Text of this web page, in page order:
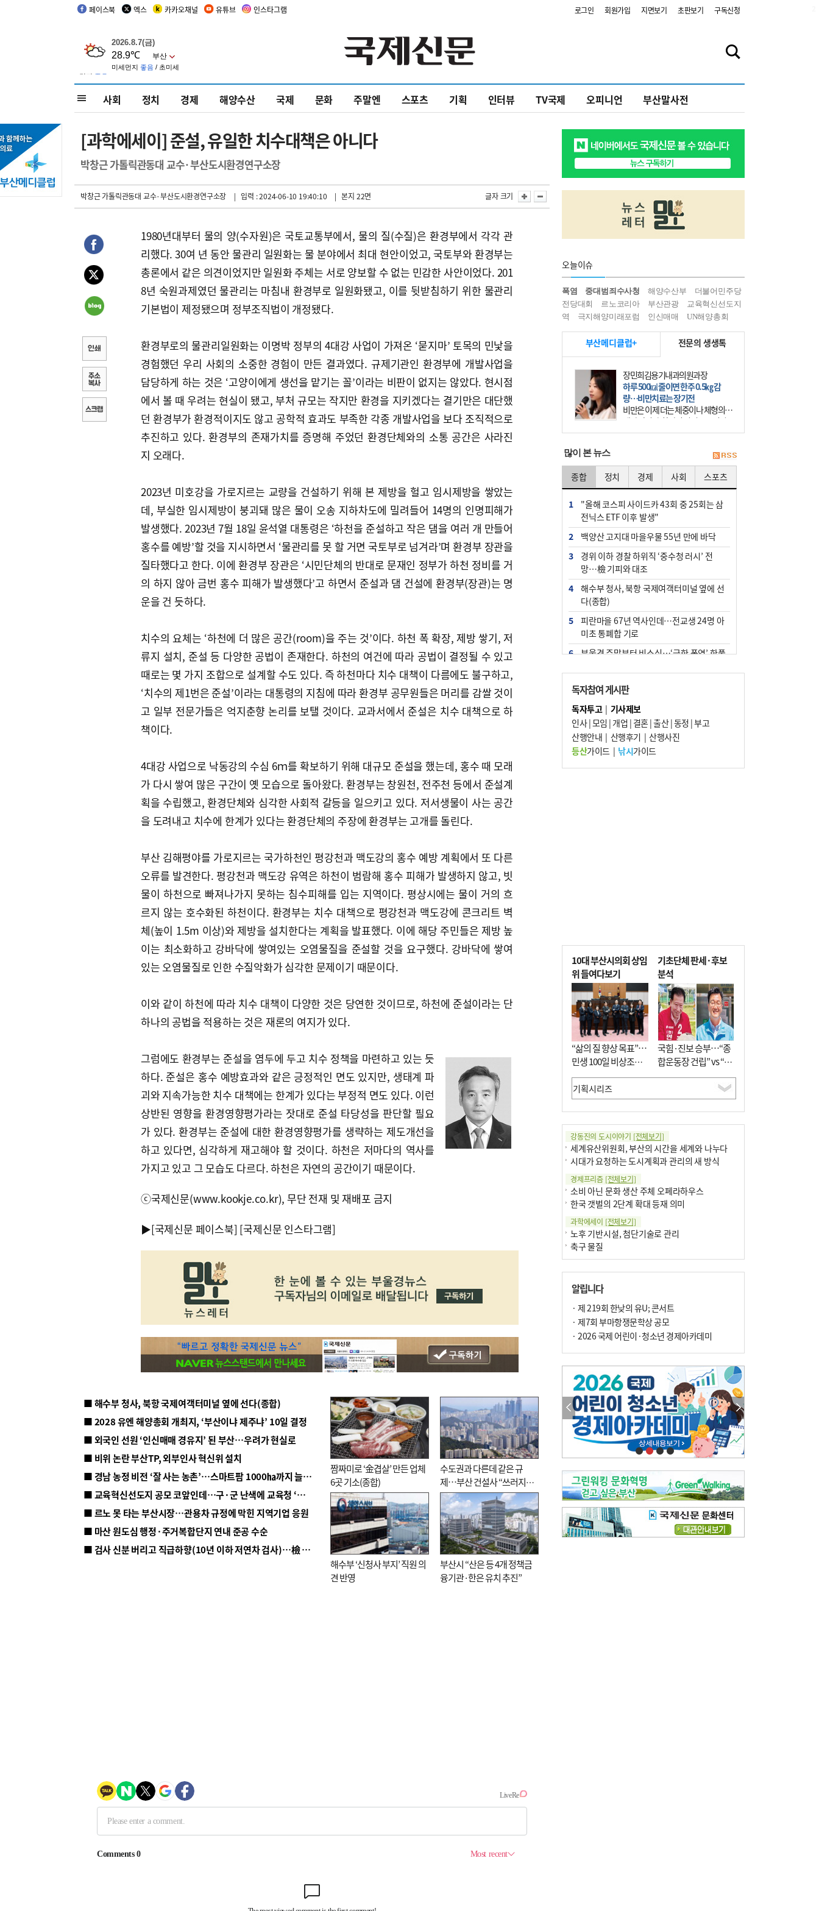
페이스북 엑스 카카오채널 유튜브 인스타그램 로그인 회원가입 지면보기 초판보기 구독신청
사회 정치 경제 해양수산 국제 문화 주말엔 스포츠 기획 인터뷰 TV국제 오피니언 부산말사전
[과학에세이] 준설, 유일한 치수대책은 아니다
박창근 가톨릭관동대 교수·부산도시환경연구소장
박창근 가톨릭관동대 교수·부산도시환경연구소장 | 입력 : 2024-06-10 19:40:10 | 본지 22면 글자 크기
1980년대부터 물의 양(수자원)은 국토교통부에서, 물의 질(수질)은 환경부에서 각각 관
리했다. 30여 년 동안 물관리 일원화는 물 분야에서 최대 현안이었고, 국토부와 환경부는
총론에서 같은 의견이었지만 일원화 주체는 서로 양보할 수 없는 민감한 사안이었다. 201
8년 숙원과제였던 물관리는 마침내 환경부로 일원화됐고, 이를 뒷받침하기 위한 물관리
기본법이 제정됐으며 정부조직법이 개정됐다.
환경부로의 물관리일원화는 이명박 정부의 4대강 사업이 가져온 ‘묻지마’ 토목의 민낯을
경험했던 우리 사회의 소중한 경험이 만든 결과였다. 규제기관인 환경부에 개발사업을
담당하게 하는 것은 ‘고양이에게 생선을 맡기는 꼴’이라는 비판이 없지는 않았다. 현시점
에서 볼 때 우려는 현실이 됐고, 부처 규모는 작지만 환경을 지키겠다는 결기만은 대단했
던 환경부가 환경적이지도 않고 공학적 효과도 부족한 각종 개발사업을 보다 조직적으로
추진하고 있다. 환경부의 존재가치를 증명해 주었던 환경단체와의 소통 공간은 사라진
지 오래다.
2023년 미호강을 가로지르는 교량을 건설하기 위해 본 제방을 헐고 임시제방을 쌓았는
데, 부실한 임시제방이 붕괴돼 많은 물이 오송 지하차도에 밀려들어 14명의 인명피해가
발생했다. 2023년 7월 18일 윤석열 대통령은 ‘하천을 준설하고 작은 댐을 여러 개 만들어
홍수를 예방’할 것을 지시하면서 ‘물관리를 못 할 거면 국토부로 넘겨라’며 환경부 장관을
질타했다고 한다. 이에 환경부 장관은 ‘시민단체의 반대로 문재인 정부가 하천 정비를 거
의 하지 않아 금번 홍수 피해가 발생했다’고 하면서 준설과 댐 건설에 환경부(장관)는 명
운을 건 듯하다.
치수의 요체는 ‘하천에 더 많은 공간(room)을 주는 것’이다. 하천 폭 확장, 제방 쌓기, 저
류지 설치, 준설 등 다양한 공법이 존재한다. 하천의 여건에 따라 공법이 결정될 수 있고
때로는 몇 가지 조합으로 설계할 수도 있다. 즉 하천마다 치수 대책이 다름에도 불구하고,
‘치수의 제1번은 준설’이라는 대통령의 지침에 따라 환경부 공무원들은 머리를 감쌀 것이
고 일부 전문가들은 억지춘향 논리를 보탤 것이다. 교과서에서 준설은 치수 대책으로 하
책이다.
4대강 사업으로 낙동강의 수심 6ｍ를 확보하기 위해 대규모 준설을 했는데, 홍수 때 모래
가 다시 쌓여 많은 구간이 옛 모습으로 돌아왔다. 환경부는 창원천, 전주천 등에서 준설계
획을 수립했고, 환경단체와 심각한 사회적 갈등을 일으키고 있다. 저서생물이 사는 공간
을 도려내고 치수에 한계가 있다는 환경단체의 주장에 환경부는 고개를 돌린다.
부산 김해평야를 가로지르는 국가하천인 평강천과 맥도강의 홍수 예방 계획에서 또 다른
오류를 발견한다. 평강천과 맥도강 유역은 하천이 범람해 홍수 피해가 발생하지 않고, 빗
물이 하천으로 빠져나가지 못하는 침수피해를 입는 지역이다. 평상시에는 물이 거의 흐
르지 않는 호수화된 하천이다. 환경부는 치수 대책으로 평강천과 맥도강에 콘크리트 벽
체(높이 1.5m 이상)와 제방을 설치한다는 계획을 발표했다. 이에 해당 주민들은 제방 높
이는 최소화하고 강바닥에 쌓여있는 오염물질을 준설할 것을 요구했다. 강바닥에 쌓여
있는 오염물질로 인한 수질악화가 심각한 문제이기 때문이다.
이와 같이 하천에 따라 치수 대책이 다양한 것은 당연한 것이므로, 하천에 준설이라는 단
하나의 공법을 적용하는 것은 재론의 여지가 있다.
그럼에도 환경부는 준설을 염두에 두고 치수 정책을 마련하고 있는 듯
하다. 준설은 홍수 예방효과와 같은 긍정적인 면도 있지만, 생태계 파
괴와 지속가능한 치수 대책에는 한계가 있다는 부정적 면도 있다. 이런
상반된 영향을 환경영향평가라는 잣대로 준설 타당성을 판단할 필요
가 있다. 환경부는 준설에 대한 환경영향평가를 생략하는 제도개선을
하고 있다면, 심각하게 재고해야 할 것이다. 하천은 저마다의 역사를
가지고 있고 그 모습도 다르다. 하천은 자연의 공간이기 때문이다.
ⓒ국제신문(www.kookje.co.kr), 무단 전재 및 재배포 금지
▶[국제신문 페이스북] [국제신문 인스타그램]
■ 해수부 청사, 북항 국제여객터미널 옆에 선다(종합)
■ 2028 유엔 해양총회 개최지, ‘부산이냐 제주냐’ 10일 결정
■ 외국인 선원 ‘인신매매 경유지’ 된 부산…우려가 현실로
■ 비위 논란 부산TP, 외부인사 혁신위 설치
■ 경남 농정 비전 ‘잘 사는 농촌’…스마트팜 1000㏊까지 늘린다
■ 교육혁신선도지 공모 코앞인데…구·군 난색에 교육청 ‘쩔쩔’
■ 르노 못 타는 부산시장…관용차 규정에 막힌 지역기업 응원
■ 마산 원도심 행정·주거복합단지 연내 준공 수순
■ 검사 신분 버리고 직급하향(10년 이하 저연차 검사)…檢 중수청행 기피
짬짜미로 ‘金겹살’ 만든 업체
6곳 기소(종합)
수도권과 다른데 같은 규
제…부산 건설사 “쓰러지기
직전”
해수부 ‘신청사 부지’ 직원 의
견 반영
부산시 “산은 등 4개 정책금
융기관·한은 유치 추진”
오늘이슈
폭염 중대범죄수사청 해양수산부
더불어민주당
전당대회
르노코리아 부산관광
교육혁신선도지
역
극지해양미래포럼 인신매매 UN해양총회
부산메디클럽+ 전문의 생생톡
장민희김용기내과의원과장
하루 500㎉ 줄이면 한주 0.5㎏ 감
량…비만치료는 장기전
비만은 이제 더는 체중이나 체형의 문
제가 아니다. 하나의 질병으로 인지
하고 치료와 관리를 해야 한다. 세계
많이 본 뉴스
종합 정치 경제 사회 스포츠
1
"올해 코스피 사이드카 43회 중 25회는 삼
전닉스 ETF 이후 발생"
2
백양산 고지대 마을우물 55년 만에 바닥
3
경위 이하 경찰 하위직 ‘중수청 러시’ 전
망…檢 기피와 대조
4
해수부 청사, 북항 국제여객터미널 옆에 선
다(종합)
5
피란마을 67년 역사인데…전교생 24명 아
미초 통폐합 기로
6
부울경 주말부터 비소식…‘극한 폭염’ 한풀
7
“낙동강권 삼락·을숙도·다대포 연결해 서
부산 관광 키우자”
8
오늘의 날씨- 2026년 8월 7일
9
외국인 선원 ‘인신매매 경유지’ 된 부산…
우려가 현실로
10 [사설] 해수부 신청사 북항으로 확정, 해양
독자참여 게시판
독자투고| 기사제보
인사|모임 | 개업 | 결혼|출산|동정 |부고
산행안내 | 산행후기 | 산행사진
등산가이드| 낚시가이드
10대 부산시의회 상임
위 들여다보기
“삶의 질 향상 목표”…
민생 100일 비상조치
면밀 심사
기초단체 판세·후보
분석
국힘·진보 승부…“종
합운동장 건립” vs “출
근 공공버스 도입”
강동진의 도시이야기 [전체보기]
세계유산위원회, 부산의 시간을 세계와 나누다
시대가 요청하는 도시계획과 관리의 새 방식
경제프리즘 [전체보기]
소비 아닌 문화 생산 주체 오페라하우스
한국 갯벌의 2단계 확대 등재 의미
과학에세이 [전체보기]
노후 기반시설, 첨단기술로 관리
축구 물질
부정선거
선관위와 尹의 ‘0점 답안’
기고[전체보기]
환자의 희망, 헌혈의 힘
대학과 지역 ‘연결’이 지역혁신이다
엘리트 자평해온 市 공무원…생중계 회의서 능력 입증을
김준희의 클래식 인사이트[전체보기]
여름날의 애상, 왈츠
빛나는 꿈의 계절, 4월의 노래
김지윤의 우리음악 이야기[전체보기]
세종시대 음악이 전해진 이유
영산회상, 불교음악에서 풍류음악으로
뉴스와 현장[전체보기]
‘800조 투자’ 희비 가른 재생에너지
뜨거워지는 바다, 북쪽으로 열리는 항로
데스크시각[전체보기]
물은 행정구역 경계를 따라 흐르지 않는다
알립니다
· 제 219회 한낮의 유U; 콘서트
· 제7회 부마항쟁문학상 공모
· 2026 국제 어린이·청소년 경제아카데미